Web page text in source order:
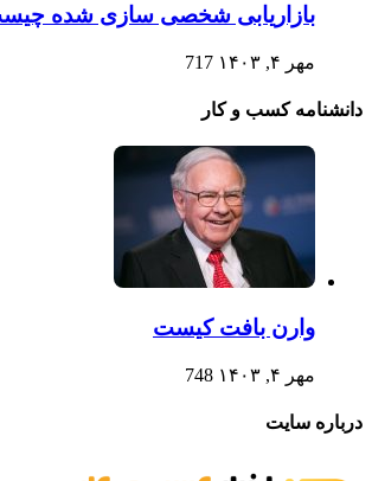
بازاریابی شخصی سازی شده
مهر ۴, ۱۴۰۳ 717
دانشنامه کسب و کار
وارن بافت کیست
مهر ۴, ۱۴۰۳ 748
درباره سایت